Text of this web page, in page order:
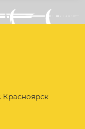
Красноярск